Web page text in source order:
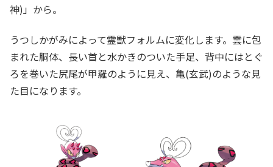
神)」から。
うつしかがみによって霊獣フォルムに変化します。雲に包
まれた胴体、長い首と水かきのついた手足、背中にはとぐ
ろを巻いた尻尾が甲羅のように見え、亀(玄武)のような見
た目になります。